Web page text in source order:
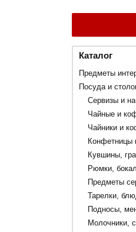
Каталог
Предметы
Посуда и
Сервизы и
Чайные и
Чайники и
Конфетницы
Кувшины,
Рюмки,
Предметы
Тарелки,
Подносы,
Молочники,